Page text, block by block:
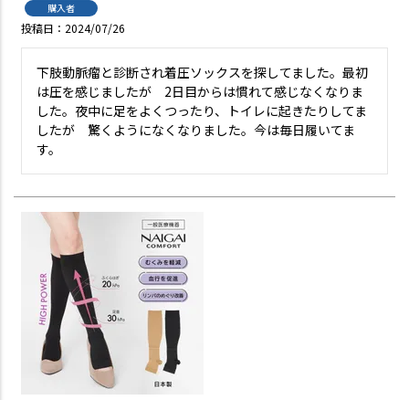
03070326
購入者
投稿日 2024/07/26
下肢動脈瘤と診断され着圧ソックスを探してました。最初
は圧を感じましたが　2日目からは慣れて感じなくなりま
した。夜中に足をよくつったり、トイレに起きたりしてま
したが　驚くようになくなりました。今は毎日履いてま
す。